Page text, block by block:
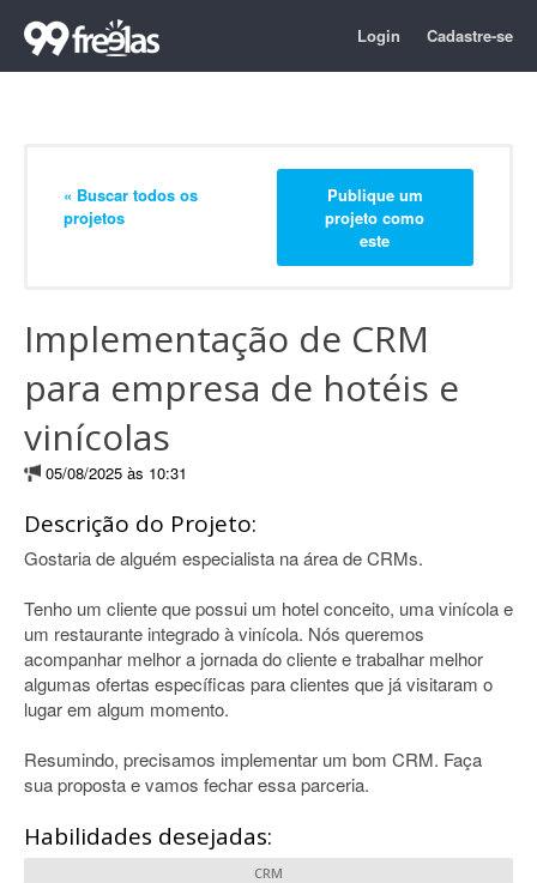
Login Cadastre-se
« Buscar todos os
projetos
Publique um
projeto como
este
Implementação de CRM
para empresa de hotéis e
vinícolas
05/08/2025 às 10:31
Descrição do Projeto:
Gostaria de alguém especialista na área de CRMs.
Tenho um cliente que possui um hotel conceito, uma vinícola e
um restaurante integrado à vinícola. Nós queremos
acompanhar melhor a jornada do cliente e trabalhar melhor
algumas ofertas específicas para clientes que já visitaram o
lugar em algum momento.
Resumindo, precisamos implementar um bom CRM. Faça
sua proposta e vamos fechar essa parceria.
Habilidades desejadas:
CRM